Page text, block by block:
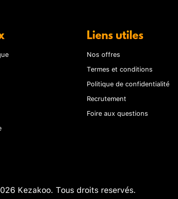
Liens utiles
Nos offres
Termes et conditions
Politique de confidentialité
Recrutement
Foire aux questions
Kezakoo. Tous droits reservés.